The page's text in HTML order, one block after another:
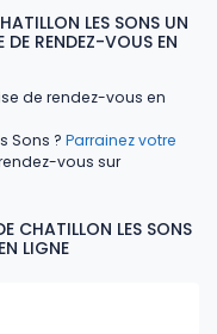
LES SONS UN
DE RENDEZ-VOUS EN
de rendez-vous en
Sons ? Parrainez votre
vous sur
CHATILLON LES SONS
LIGNE